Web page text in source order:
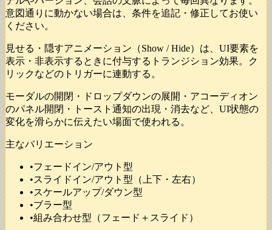
意図通りに動かない場合は、条件を追記・修正してお使い
ください。
見せる・隠すアニメーション（Show / Hide）は、UI要素を
表示・非表示するときに付与するトランジション効果。ク
リックなどのトリガーに連動する。
モーダルの開閉・ドロップダウンの展開・アコーディオン
のパネル開閉・トースト通知の出現・消去など、UI状態の
変化を滑らかに伝えたい場面で使われる。
主なバリエーション
•フェードイン/アウト型
•スライドイン/アウト型（上下・左右）
•スケールアップ/ダウン型
•ブラー型
•組み合わせ型（フェード＋スライド）